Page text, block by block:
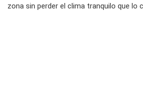
zona sin perder el clima tranquilo que lo